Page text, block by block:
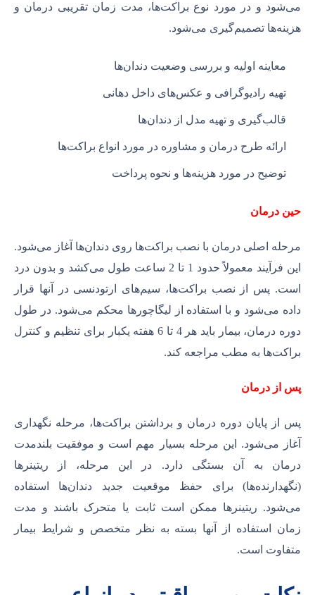
می‌شود و در مورد نوع براکت‌ها، مدت زمان تقریبی درمان و
هزینه‌ها تصمیم‌گیری می‌شود.
معاینه اولیه و بررسی وضعیت دندان‌ها
تهیه رادیوگرافی و عکس‌های داخل دهانی
قالب‌گیری و تهیه مدل از دندان‌ها
ارائه طرح درمان و مشاوره در مورد انواع براکت‌ها
توضیح در مورد هزینه‌ها و نحوه پرداخت
حین درمان
مرحله اصلی درمان با نصب براکت‌ها روی دندان‌ها آغاز می‌شود.
این فرآیند معمولاً حدود 1 تا 2 ساعت طول می‌کشد و بدون درد
است. پس از نصب براکت‌ها، سیم‌های ارتودنسی در آنها قرار
داده می‌شود و با استفاده از لیگاچورها محکم می‌شود. در طول
دوره درمان، بیمار باید هر 4 تا 6 هفته یکبار برای تنظیم و کنترل
براکت‌ها به مطب مراجعه کند.
پس از درمان
پس از پایان دوره درمان و برداشتن براکت‌ها، مرحله نگهداری
آغاز می‌شود. این مرحله بسیار مهم است و موفقیت بلندمدت
درمان به آن بستگی دارد. در این مرحله، از ریتینرها
(نگهدارنده‌ها) برای حفظ موقعیت جدید دندان‌ها استفاده
می‌شود. ریتینرها ممکن است ثابت یا متحرک باشند و مدت
زمان استفاده از آنها بسته به نظر متخصص و شرایط بیمار
متفاوت است.